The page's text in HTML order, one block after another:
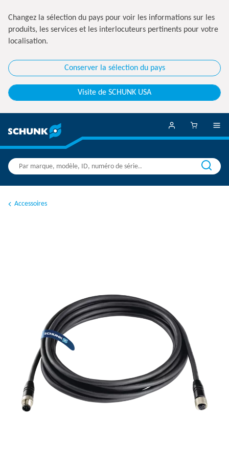
Changez la sélection du pays pour voir les informations sur les
produits, les services et les interlocuteurs pertinents pour votre
localisation.
Conserver la sélection du pays
Visite de SCHUNK USA
Accessoires